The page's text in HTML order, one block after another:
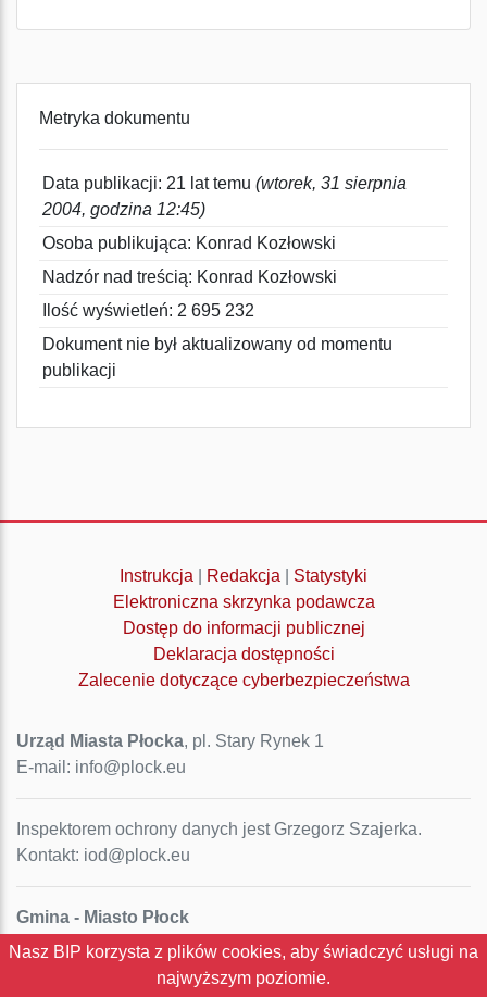
Metryka dokumentu
Data publikacji: 21 lat temu (wtorek, 31 sierpnia
2004, godzina 12:45)
Osoba publikująca: Konrad Kozłowski
Nadzór nad treścią: Konrad Kozłowski
Ilość wyświetleń: 2 695 232
Dokument nie był aktualizowany od momentu
publikacji
Instrukcja Redakcja
Statystyki
Elektroniczna skrzynka podawcza
Dostęp do informacji publicznej
Deklaracja dostępności
Zalecenie dotyczące cyberbezpieczeństwa
Urząd Miasta Płocka, pl. Stary Rynek 1
E-mail: info@plock.eu
Inspektorem ochrony danych jest Grzegorz Szajerka.
Kontakt: iod@plock.eu
Gmina - Miasto Płock
Pl. Stary Rynek 1
Nasz BIP korzysta z plików cookies, aby świadczyć usługi na
najwyższym poziomie.